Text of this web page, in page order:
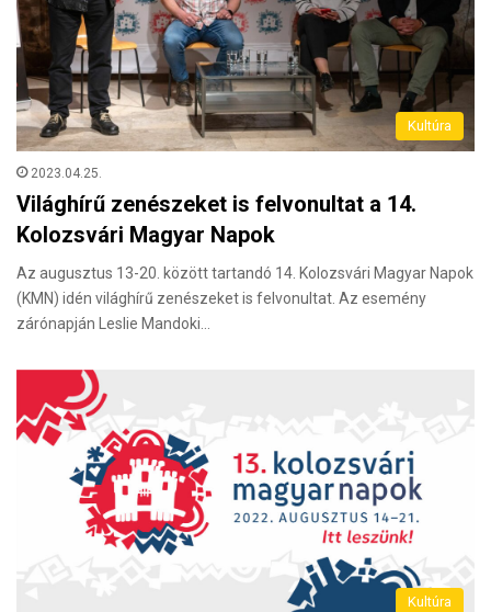
Kultúra
2023.04.25.
Világhírű zenészeket is felvonultat a 14.
Kolozsvári Magyar Napok
Az augusztus 13-20. között tartandó 14. Kolozsvári Magyar Napok
(KMN) idén világhírű zenészeket is felvonultat. Az esemény
zárónapján Leslie Mandoki…
Kultúra